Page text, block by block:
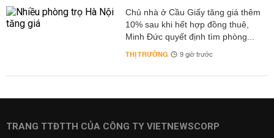
Chủ nhà ở Cầu Giấy tăng giá thêm
10% sau khi hết hợp đồng thuê,
Minh Đức quyết định tìm phòng...
THỊ TRƯỜNG 9 giờ trước
TRANG TTĐTTH CỦA CÔNG TY VIETNEWSCORP